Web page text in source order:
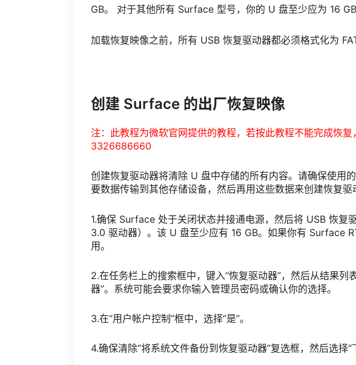
GB。 对于其他所有 Surface 型号，你的 U 盘至少应为 16 GB
加载恢复映像之前，所有 USB 恢复驱动器都必须格式化为
创建 Surface 的出厂恢复映像
注：此教程为微软官网提供的教程，若按此教程不能完成恢复
3326686660
创建恢复驱动器将清除 U 盘中存储的所有内容。请确保使用
要数据传输到其他存储设备，然后再用这些数据来创建恢复驱
1.确保 Surface 处于关闭状态并接通电源，然后将 USB 恢复
3.0 驱动器）。该 U 盘至少应有 16 GB。如果你有 Surface
用。
2.在任务栏上的搜索框中，键入“恢复驱动器”，然后从结果列
器”。系统可能会要求你输入管理员密码或确认你的选择。
3.在“用户帐户控制”框中，选择“是”。
4.确保清除“将系统文件备份到恢复驱动器”复选框，然后选择“